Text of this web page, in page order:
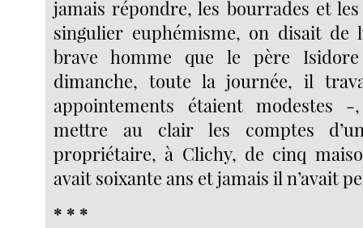
jamais répondre, les bourrades et
singulier euphémisme, on disait
brave homme que le père
dimanche, toute la journée, il
appointements étaient modestes
mettre au clair les comptes
propriétaire, à Clichy, de cinq
avait soixante ans et jamais il n’avait
* * *